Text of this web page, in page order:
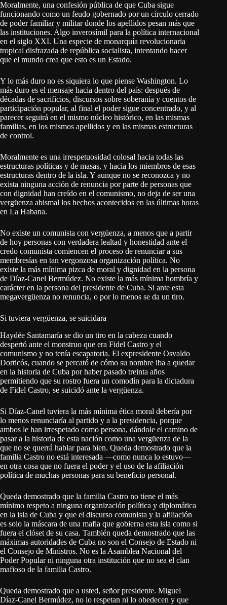
Moralmente, una confesión pública de que Cuba sigue
funcionando como un feudo gobernado por un círculo cerrado
de poder familiar y militar donde los apellidos pesan más que
las instituciones. Algo inverosímil para la política internacional
en el siglo XXI. Una especie de monarquía revolucionaria
tropical disfrazada de república socialista, intentando hacer
que el mundo crea que esto es un Estado.
Y lo más duro no es siquiera lo que piense Washington. Lo
más duro es el mensaje hacia dentro del país: después de
décadas de sacrificios, discursos sobre soberanía y cuentos de
participación popular, al final el poder sigue concentrado, y al
parecer seguirá en el mismo núcleo histórico, en las mismas
familias, en los mismos apellidos y en las mismas estructuras
de control.
Moralmente es una irrespetuosidad colosal hacia todas las
estructuras políticas y de masas, y hacia los miembros de esas
estructuras dentro de la isla. Y aunque no se reconozca y no
exista ninguna acción de renuncia por parte de personas que
con dignidad han creído en el comunismo, no deja de ser una
vergüenza abismal los hechos acontecidos en las últimas horas
en La Habana.
No existe un comunista con vergüenza, a menos que a partir
de hoy personas con verdadera lealtad y honestidad ante el
credo comunista comiencen el proceso de renunciar a sus
membresías en tan vergonzosa organización política. No
existe la más mínima pizca de moral y dignidad en la persona
de Díaz-Canel Bermúdez. No existe la más mínima hombría y
carácter en la persona del presidente de Cuba. Si ante esta
megavergüenza no renuncia, o por lo menos se da un tiro.
Si tuviera vergüenza, se suicidara
Haydée Santamaría se dio un tiro en la cabeza cuando
despertó ante el monstruo que era Fidel Castro y el
comunismo y no tenía escapatoria. El expresidente Osvaldo
Dorticós, cuando se percató de cómo su nombre iba a quedar
en la historia de Cuba por haber pasado treinta años
permitiendo que su rostro fuera un comodín para la dictadura
de Fidel Castro, se suicidó ante la vergüenza.
Si Díaz-Canel tuviera la más mínima ética moral debería por
lo menos renunciaría al partido y a la presidencia, porque
ambos le han irrespetado como persona, dándole el camino de
pasar a la historia de esta nación como una vergüenza de la
que no se querrá hablar para bien. Queda demostrado que la
familia Castro no está interesada —como nunca lo estuvo—
en otra cosa que no fuera el poder y el uso de la afiliación
política de muchas personas para su beneficio personal.
Queda demostrado que la familia Castro no tiene el más
mínimo respeto a ninguna organización política y diplomática
en la isla de Cuba y que el discurso comunista y la afiliación
es solo la máscara de una mafia que gobierna esta isla como si
fuera el clóset de su casa. También queda demostrado que las
máximas autoridades de Cuba no son el Consejo de Estado ni
el Consejo de Ministros. No es la Asamblea Nacional del
Poder Popular ni ninguna otra institución que no sea el clan
mafioso de la familia Castro.
Queda demostrado que a usted, señor presidente. Miguel
Díaz-Canel Bermúdez, no lo respetan ni lo obedecen y que